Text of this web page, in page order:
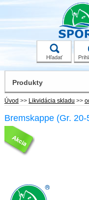
Hľadať
Úvod >> Likvidácia skladu >>
Bremskappe (Gr. 20-
Produkty